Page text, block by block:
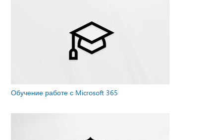
Обучение работе с Microsoft 365